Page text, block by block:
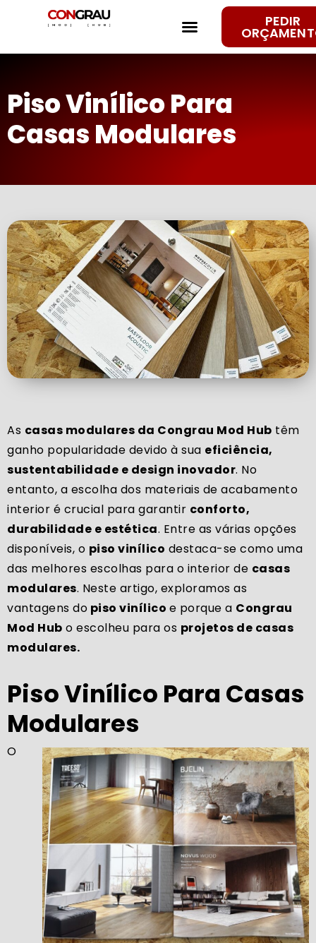
PEDIR
Piso Vinílico Para
Casas Modulares
As casas modulares da Congrau Mod Hub têm
ganho popularidade devido à sua eficiência,
sustentabilidade e design inovador. No
entanto, a escolha dos materiais de acabamento
interior é crucial para garantir conforto,
durabilidade e estética. Entre as várias opções
disponíveis, o piso vinílico destaca-se como uma
das melhores escolhas para o interior de casas
modulares. Neste artigo, exploramos as
vantagens do piso vinílico e porque a Congrau
Mod Hub o escolheu para os projetos de casas
modulares.
Piso Vinílico Para Casas
Modulares
O